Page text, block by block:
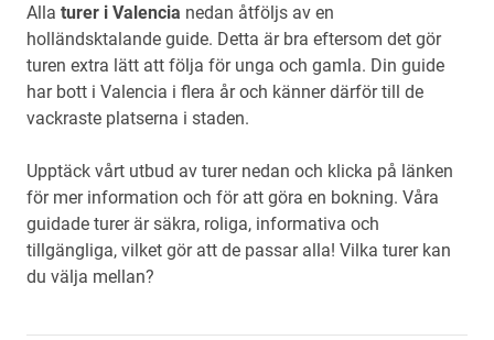
Alla turer i Valencia nedan åtföljs av en
holländsktalande guide. Detta är bra eftersom det gör
turen extra lätt att följa för unga och gamla. Din guide
har bott i Valencia i flera år och känner därför till de
vackraste platserna i staden.
Upptäck vårt utbud av turer nedan och klicka på länken
för mer information och för att göra en bokning. Våra
guidade turer är säkra, roliga, informativa och
tillgängliga, vilket gör att de passar alla! Vilka turer kan
du välja mellan?